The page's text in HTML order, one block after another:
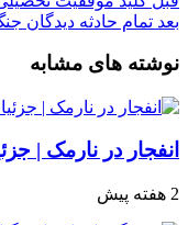
بعد تمام حادثه دیدگان
نوشته های مشابه
انفجار در نارمک |
2 هفته پیش